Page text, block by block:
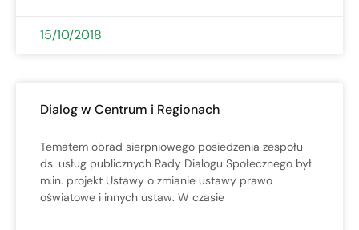
15/10/2018
Dialog w Centrum i Regionach
Tematem obrad sierpniowego posiedzenia zespołu
ds. usług publicznych Rady Dialogu Społecznego był
m.in. projekt Ustawy o zmianie ustawy prawo
oświatowe i innych ustaw. W czasie